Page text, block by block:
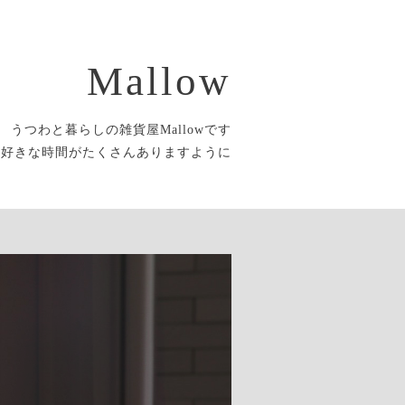
Mallow
うつわと暮らしの雑貨屋Mallowです
きな時間がたくさんありますように